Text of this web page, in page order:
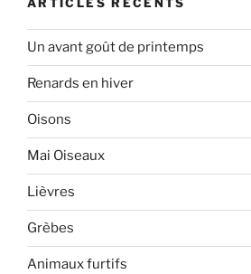
Un avant goût de printemps
Renards en hiver
Oisons
Mai Oiseaux
Lièvres
Grèbes
Animaux furtifs